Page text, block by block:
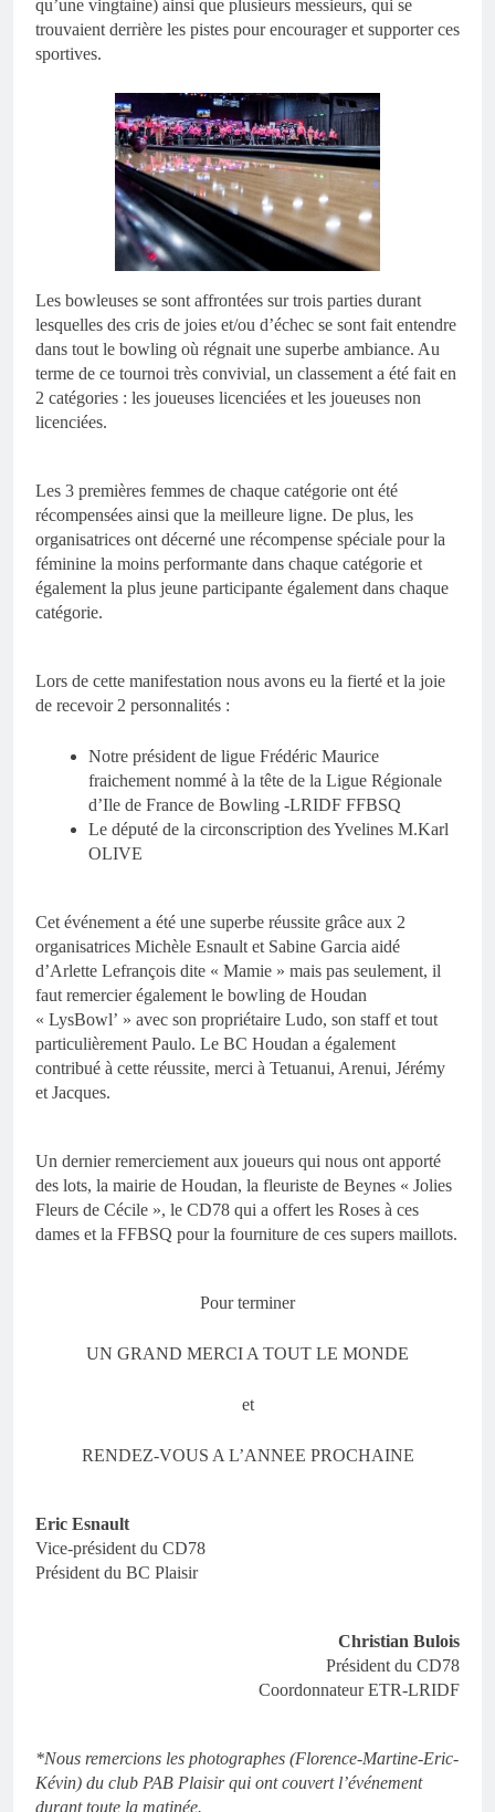
qu’une vingtaine) ainsi que plusieurs messieurs, qui se
trouvaient derrière les pistes pour encourager et supporter ces
sportives.
Les bowleuses se sont affrontées sur trois parties durant
lesquelles des cris de joies et/ou d’échec se sont fait entendre
dans tout le bowling où régnait une superbe ambiance. Au
terme de ce tournoi très convivial, un classement a été fait en
2 catégories : les joueuses licenciées et les joueuses non
licenciées.
Les 3 premières femmes de chaque catégorie ont été
récompensées ainsi que la meilleure ligne. De plus, les
organisatrices ont décerné une récompense spéciale pour la
féminine la moins performante dans chaque catégorie et
également la plus jeune participante également dans chaque
catégorie.
Lors de cette manifestation nous avons eu la fierté et la joie
de recevoir 2 personnalités :
Notre président de ligue Frédéric Maurice
fraichement nommé à la tête de la Ligue Régionale
d’Ile de France de Bowling -LRIDF FFBSQ
Le député de la circonscription des Yvelines M.Karl
OLIVE
Cet événement a été une superbe réussite grâce aux 2
organisatrices Michèle Esnault et Sabine Garcia aidé
d’Arlette Lefrançois dite « Mamie » mais pas seulement, il
faut remercier également le bowling de Houdan
« LysBowl’ » avec son propriétaire Ludo, son staff et tout
particulièrement Paulo. Le BC Houdan a également
contribué à cette réussite, merci à Tetuanui, Arenui, Jérémy
et Jacques.
Un dernier remerciement aux joueurs qui nous ont apporté
des lots, la mairie de Houdan, la fleuriste de Beynes « Jolies
Fleurs de Cécile », le CD78 qui a offert les Roses à ces
dames et la FFBSQ pour la fourniture de ces supers maillots.
Pour terminer
UN GRAND MERCI A TOUT LE MONDE
et
RENDEZ-VOUS A L’ANNEE PROCHAINE
Eric Esnault
Vice-président du CD78
Président du BC Plaisir
Christian Bulois
Président du CD78
Coordonnateur ETR-LRIDF
*Nous remercions les photographes (Florence-Martine-Eric-
Kévin) du club PAB Plaisir qui ont couvert l’événement
durant toute la matinée.